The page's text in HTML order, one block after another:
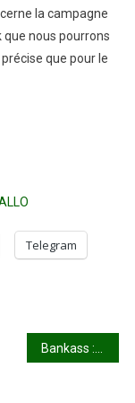
la campagne
que nous pourrons
que pour le
Telegram